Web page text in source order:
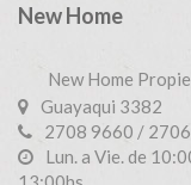
New Home
New Home
Guayaqui 3382
2708 9660 /
Lun. a Vie. de